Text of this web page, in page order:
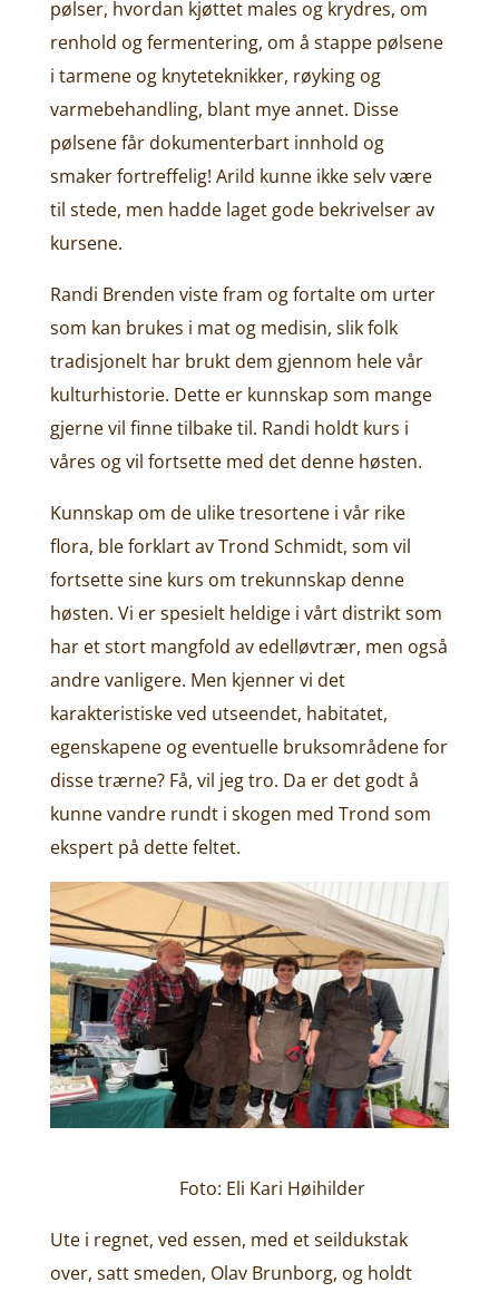
pølser, hvordan kjøttet males og krydres, om
renhold og fermentering, om å stappe pølsene
i tarmene og knyteteknikker, røyking og
varmebehandling, blant mye annet. Disse
pølsene får dokumenterbart innhold og
smaker fortreffelig! Arild kunne ikke selv være
til stede, men hadde laget gode bekrivelser av
kursene.
Randi Brenden viste fram og fortalte om urter
som kan brukes i mat og medisin, slik folk
tradisjonelt har brukt dem gjennom hele vår
kulturhistorie. Dette er kunnskap som mange
gjerne vil finne tilbake til. Randi holdt kurs i
våres og vil fortsette med det denne høsten.
Kunnskap om de ulike tresortene i vår rike
flora, ble forklart av Trond Schmidt, som vil
fortsette sine kurs om trekunnskap denne
høsten. Vi er spesielt heldige i vårt distrikt som
har et stort mangfold av edelløvtrær, men også
andre vanligere. Men kjenner vi det
karakteristiske ved utseendet, habitatet,
egenskapene og eventuelle bruksområdene for
disse trærne? Få, vil jeg tro. Da er det godt å
kunne vandre rundt i skogen med Trond som
ekspert på dette feltet.
Foto: Eli Kari Høihilder
Ute i regnet, ved essen, med et seildukstak
over, satt smeden, Olav Brunborg, og holdt